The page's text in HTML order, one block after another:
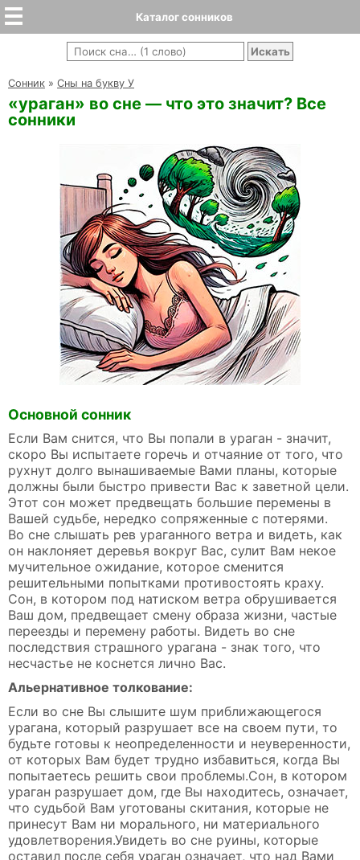
Каталог сонников
Cонник » Сны на букву У
«ураган» во сне — что это значит? Все
сонники
Основной сонник
Если Вам снится, что Вы попали в ураган - значит,
скоро Вы испытаете горечь и отчаяние от того, что
рухнут долго вынашиваемые Вами планы, которые
должны были быстро привести Вас к заветной цели.
Этот сон может предвещать большие перемены в
Вашей судьбе, нередко сопряженные с потерями.
Во сне слышать рев ураганного ветра и видеть, как
он наклоняет деревья вокруг Вас, сулит Вам некое
мучительное ожидание, которое сменится
решительными попытками противостоять краху.
Сон, в котором под натиском ветра обрушивается
Ваш дом, предвещает смену образа жизни, частые
переезды и перемену работы. Видеть во сне
последствия страшного урагана - знак того, что
несчастье не коснется лично Вас.
Альернативное толкование:
Если во сне Вы слышите шум приближающегося
урагана, который разрушает все на своем пути, то
будьте готовы к неопределенности и неуверенности,
от которых Вам будет трудно избавиться, когда Вы
попытаетесь решить свои проблемы.Сон, в котором
ураган разрушает дом, где Вы находитесь, означает,
что судьбой Вам уготованы скитания, которые не
принесут Вам ни морального, ни материального
удовлетворения.Увидеть во сне руины, которые
оставил после себя ураган означает, что над Вами